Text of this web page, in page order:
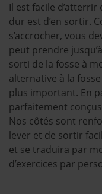
Il est facile
dur est d’en sortir.
s’accrocher, vous
peut prendre
sorti de la fosse à
alternative à la
plus important. En
parfaitement
Nos côtés sont
lever et de sortir
et se traduira par
d’exercices par